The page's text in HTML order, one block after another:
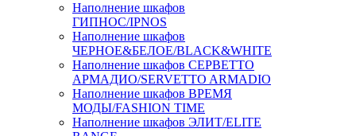
Наполнение шкафов
ГИПНОС/IPNOS
Наполнение шкафов
ЧЕРНОЕ&БЕЛОЕ/BLACK&WHITE
Наполнение шкафов СЕРВЕТТО
АРМАДИО/SERVETTO ARMADIO
Наполнение шкафов ВРЕМЯ
МОДЫ/FASHION TIME
Наполнение шкафов ЭЛИТ/ELITE